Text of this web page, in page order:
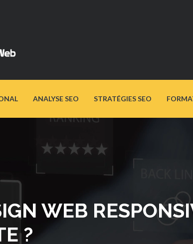
ANALYSE SEO STRATÉGIES SEO
WEB
?